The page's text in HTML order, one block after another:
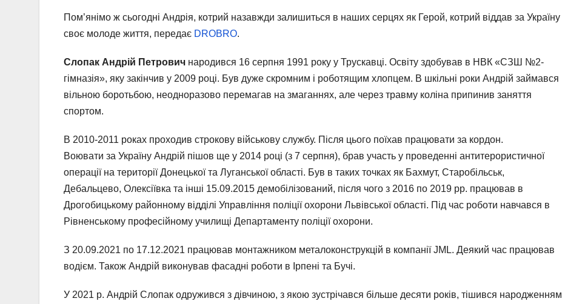
Пом’янімо ж сьогодні Андрія, котрий назавжди залишиться в наших серцях як Герой, котрий віддав за Україну
своє молоде життя, передає DROBRO.
Слопак Андрій Петрович народився 16 серпня 1991 року у Трускавці. Освіту здобував в НВК «СЗШ №2-
гімназія», яку закінчив у 2009 році. Був дуже скромним і роботящим хлопцем. В шкільні роки Андрій займався
вільною боротьбою, неодноразово перемагав на змаганнях, але через травму коліна припинив заняття
спортом.
В 2010-2011 роках проходив строкову військову службу. Після цього поїхав працювати за кордон.
Воювати за Україну Андрій пішов ще у 2014 році (з 7 серпня), брав участь у проведенні антитерористичної
операції на території Донецької та Луганської області. Був в таких точках як Бахмут, Старобільськ,
Дебальцево, Олексіївка та інші 15.09.2015 демобілізований, після чого з 2016 по 2019 рр. працював в
Дрогобицькому районному відділі Управління поліції охорони Львівської області. Під час роботи навчався в
Рівненському професійному училищі Департаменту поліції охорони.
З 20.09.2021 по 17.12.2021 працював монтажником металоконструкцій в компанії JML. Деякий час працював
водієм. Також Андрій виконував фасадні роботи в Ірпені та Бучі.
У 2021 р. Андрій Слопак одружився з дівчиною, з якою зустрічався більше десяти років, тішився народженням